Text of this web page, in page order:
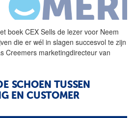
boek CEX Sells de lezer voor Neem
die er wél in slagen succesvol te zijn
Creemers marketingdirecteur van
SCHOEN TUSSEN
EN CUSTOMER